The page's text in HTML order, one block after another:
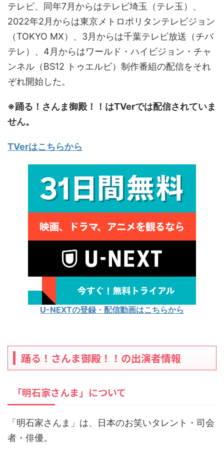
テレビ、同年7月からはテレビ埼玉（テレ玉）、
2022年2月からは東京メトロポリタンテレビジョン
（TOKYO MX）、3月からは千葉テレビ放送（チバ
テレ）、4月からはワールド・ハイビジョン・チャ
ンネル（BS12 トゥエルビ）制作番組の配信をそれ
ぞれ開始した。
※踊る！さんま御殿！！はTVerでは配信されていま
せん。
TVerはこちらから
U-NEXTの登録・配信動画はこちらから
踊る！さんま御殿！！の出演者情報
「明石家さんま」について
「明石家さんま」は、日本のお笑いタレント・司会
者・俳優。